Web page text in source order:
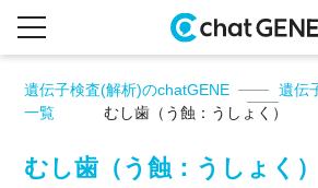
遺伝子検査(解析)のchatGENE
遺伝
一覧
むし歯（う蝕：うしょく）
むし歯（う蝕：うしょく）